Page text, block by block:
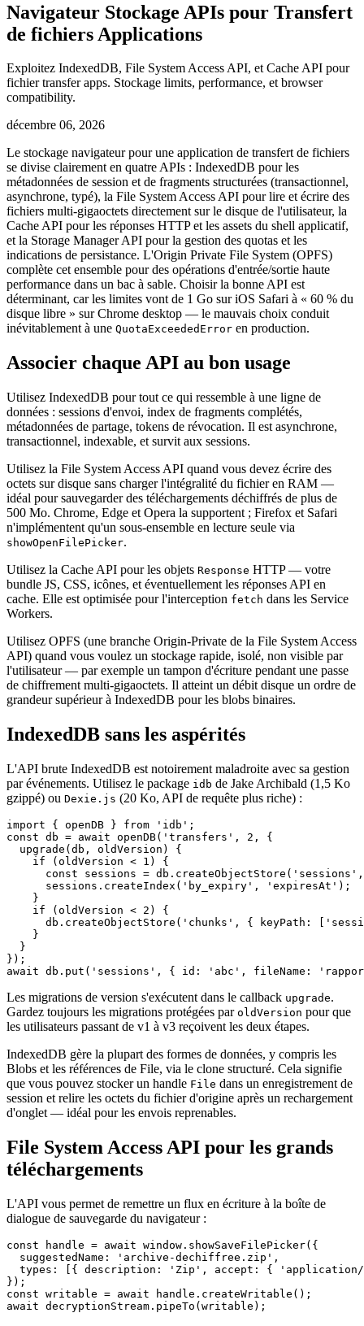
Navigateur Stockage APIs pour Transfert
de fichiers Applications
Exploitez IndexedDB, File System Access API, et Cache API pour
fichier transfer apps. Stockage limits, performance, et browser
compatibility.
décembre 06, 2026
Le stockage navigateur pour une application de transfert de fichiers
se divise clairement en quatre APIs : IndexedDB pour les
métadonnées de session et de fragments structurées (transactionnel,
asynchrone, typé), la File System Access API pour lire et écrire des
fichiers multi-gigaoctets directement sur le disque de l'utilisateur, la
Cache API pour les réponses HTTP et les assets du shell applicatif,
et la Storage Manager API pour la gestion des quotas et les
indications de persistance. L'Origin Private File System (OPFS)
complète cet ensemble pour des opérations d'entrée/sortie haute
performance dans un bac à sable. Choisir la bonne API est
déterminant, car les limites vont de 1 Go sur iOS Safari à « 60 % du
disque libre » sur Chrome desktop — le mauvais choix conduit
inévitablement à une QuotaExceededError en production.
Associer chaque API au bon usage
Utilisez IndexedDB pour tout ce qui ressemble à une ligne de
données : sessions d'envoi, index de fragments complétés,
métadonnées de partage, tokens de révocation. Il est asynchrone,
transactionnel, indexable, et survit aux sessions.
Utilisez la File System Access API quand vous devez écrire des
octets sur disque sans charger l'intégralité du fichier en RAM —
idéal pour sauvegarder des téléchargements déchiffrés de plus de
500 Mo. Chrome, Edge et Opera la supportent ; Firefox et Safari
n'implémentent qu'un sous-ensemble en lecture seule via
showOpenFilePicker.
Utilisez la Cache API pour les objets Response HTTP — votre
bundle JS, CSS, icônes, et éventuellement les réponses API en
cache. Elle est optimisée pour l'interception fetch dans les Service
Workers.
Utilisez OPFS (une branche Origin-Private de la File System Access
API) quand vous voulez un stockage rapide, isolé, non visible par
l'utilisateur — par exemple un tampon d'écriture pendant une passe
de chiffrement multi-gigaoctets. Il atteint un débit disque un ordre de
grandeur supérieur à IndexedDB pour les blobs binaires.
IndexedDB sans les aspérités
L'API brute IndexedDB est notoirement maladroite avec sa gestion
par événements. Utilisez le package idb de Jake Archibald (1,5 Ko
gzippé) ou Dexie.js (20 Ko, API de requête plus riche) :
import { openDB } from 'idb';
const db = await openDB('transfers', 2, {
  upgrade(db, oldVersion) {
    if (oldVersion < 1) {
const sessions =
      sessions.createIndex('by_expiry', 'expiresAt');
    }
    if (oldVersion < 2) {
db.createObjectStore('chunks', { keyPath:
    }
  }
});
Les migrations de version s'exécutent dans le callback upgrade.
Gardez toujours les migrations protégées par oldVersion pour que
les utilisateurs passant de v1 à v3 reçoivent les deux étapes.
IndexedDB gère la plupart des formes de données, y compris les
Blobs et les références de File, via le clone structuré. Cela signifie
que vous pouvez stocker un handle File dans un enregistrement de
session et relire les octets du fichier d'origine après un rechargement
d'onglet — idéal pour les envois reprenables.
File System Access API pour les grands
téléchargements
L'API vous permet de remettre un flux en écriture à la boîte de
dialogue de sauvegarde du navigateur :
const handle = await window.showSaveFilePicker({
  suggestedName: 'archive-dechiffree.zip',
types: [{ description: 'Zip', accept: {
});
const writable = await handle.createWritable();